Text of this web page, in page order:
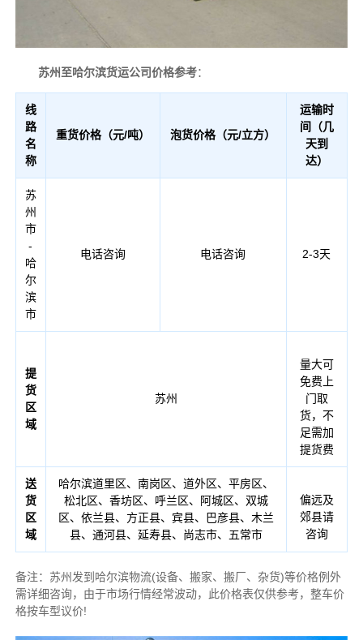
苏州至哈尔滨货运公司价格参考：
线
路
名
称
重货价格（元/吨） 泡货价格（元/立方）
运输时
间（几
天到
达）
苏
州
市
-
哈
尔
滨
市
电话咨询 电话咨询 2-3天
提
货
区
域
苏州
量大可
免费上
门取
货，不
足需加
提货费
送
货
区
域
哈尔滨道里区、南岗区、道外区、平房区、
松北区、香坊区、呼兰区、阿城区、双城
区、依兰县、方正县、宾县、巴彦县、木兰
县、通河县、延寿县、尚志市、五常市
偏远及
郊县请
咨询
备注：苏州发到哈尔滨物流(设备、搬家、搬厂、杂货)等价格例外
需详细咨询，由于市场行情经常波动，此价格表仅供参考，整车价
格按车型议价!